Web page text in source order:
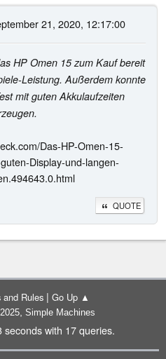
21, 2020, 12:17:00
HP Omen 15 zum Kauf bereit
Leistung. Außerdem konnte
mit guten Akkulaufzeiten
Das-HP-Omen-15-
Display-und-langen-
QUOTE
and Rules | Go Up ▲
, Simple Machines
with 17 queries.